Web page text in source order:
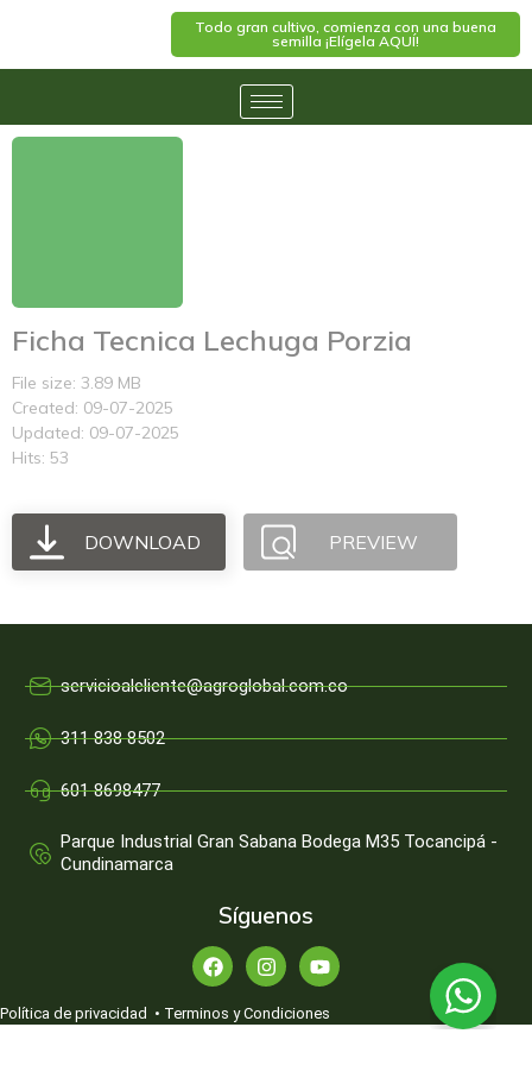
Todo gran cultivo, comienza con una buena
semilla ¡Elígela AQUÍ!
Ficha Tecnica Lechuga Porzia
File size: 3.89 MB
Created: 09-07-2025
Updated: 09-07-2025
Hits: 53
DOWNLOAD PREVIEW
servicioalcliente@agroglobal.com.co
311 838 8502
601 8698477
Parque Industrial Gran Sabana Bodega M35 Tocancipá -
Cundinamarca
Síguenos
Política de privacidad • Terminos y Condiciones